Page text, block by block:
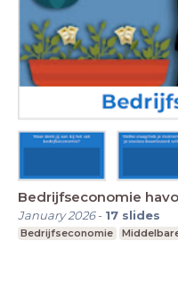
Bedrijfseconomie
January 2026- 17 slides
Bedrijfseconomie